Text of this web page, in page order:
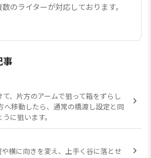
のライターが対応しております。
事
、片方のアームで狙って箱をずらし
へ移動したら、通常の橋渡し設定と同
に狙います。
横に向きを変え、上手く谷に落とせ